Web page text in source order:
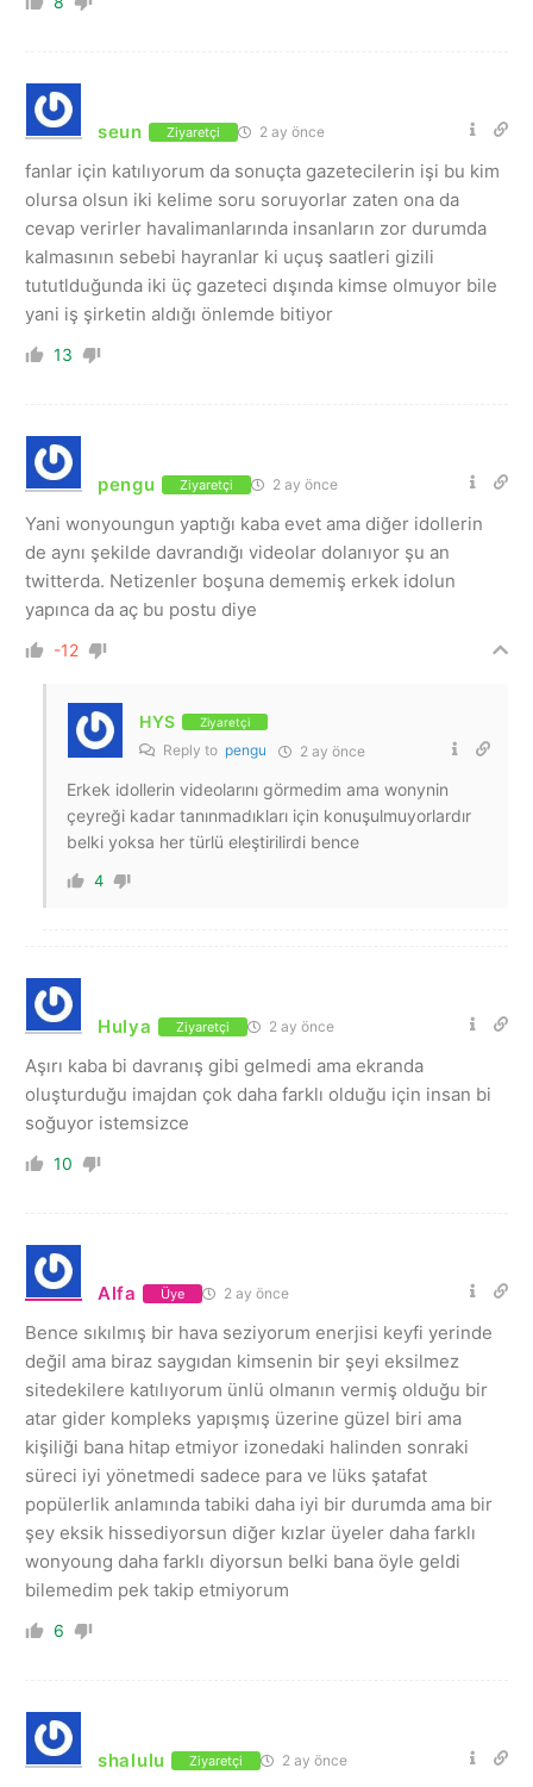
seun Ziyaretçi 2 ay önce
fanlar için katılıyorum da sonuçta gazetecilerin işi bu kim
olursa olsun iki kelime soru soruyorlar zaten ona da
cevap verirler havalimanlarında insanların zor durumda
kalmasının sebebi hayranlar ki uçuş saatleri gizili
tututlduğunda iki üç gazeteci dışında kimse olmuyor bile
yani iş şirketin aldığı önlemde bitiyor
13
pengu Ziyaretçi 2 ay önce
Yani wonyoungun yaptığı kaba evet ama diğer idollerin
de aynı şekilde davrandığı videolar dolanıyor şu an
twitterda. Netizenler boşuna dememiş erkek idolun
yapınca da aç bu postu diye
-12
HYS Ziyaretçi
Reply to pengu 2 ay önce
Erkek idollerin videolarını görmedim ama wonynin
çeyreği kadar tanınmadıkları için konuşulmuyorlardır
belki yoksa her türlü eleştirilirdi bence
4
Hulya Ziyaretçi 2 ay önce
Aşırı kaba bi davranış gibi gelmedi ama ekranda
oluşturduğu imajdan çok daha farklı olduğu için insan bi
soğuyor istemsizce
10
Alfa Üye 2 ay önce
Bence sıkılmış bir hava seziyorum enerjisi keyfi yerinde
değil ama biraz saygıdan kimsenin bir şeyi eksilmez
sitedekilere katılıyorum ünlü olmanın vermiş olduğu bir
atar gider kompleks yapışmış üzerine güzel biri ama
kişiliği bana hitap etmiyor izonedaki halinden sonraki
süreci iyi yönetmedi sadece para ve lüks şatafat
popülerlik anlamında tabiki daha iyi bir durumda ama bir
şey eksik hissediyorsun diğer kızlar üyeler daha farklı
wonyoung daha farklı diyorsun belki bana öyle geldi
bilemedim pek takip etmiyorum
6
shalulu Ziyaretçi 2 ay önce